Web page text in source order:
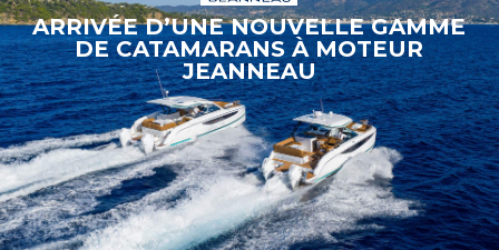
ARRIVÉE D’UNE NOUVELLE GAMME
DE CATAMARANS À MOTEUR
JEANNEAU